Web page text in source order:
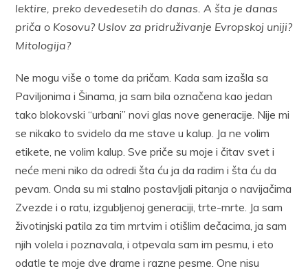
lektire, preko devedesetih do danas. A šta je danas
priča o Kosovu? Uslov za pridruživanje Evropskoj uniji?
Mitologija?
Ne mogu više o tome da pričam. Kada sam izašla sa
Paviljonima i Šinama, ja sam bila označena kao jedan
tako blokovski “urbani” novi glas nove generacije. Nije mi
se nikako to svidelo da me stave u kalup. Ja ne volim
etikete, ne volim kalup. Sve priče su moje i čitav svet i
neće meni niko da odredi šta ću ja da radim i šta ću da
pevam. Onda su mi stalno postavljali pitanja o navijačima
Zvezde i o ratu, izgubljenoj generaciji, trte-mrte. Ja sam
životinjski patila za tim mrtvim i otišlim dečacima, ja sam
njih volela i poznavala, i otpevala sam im pesmu, i eto
odatle te moje dve drame i razne pesme. One nisu